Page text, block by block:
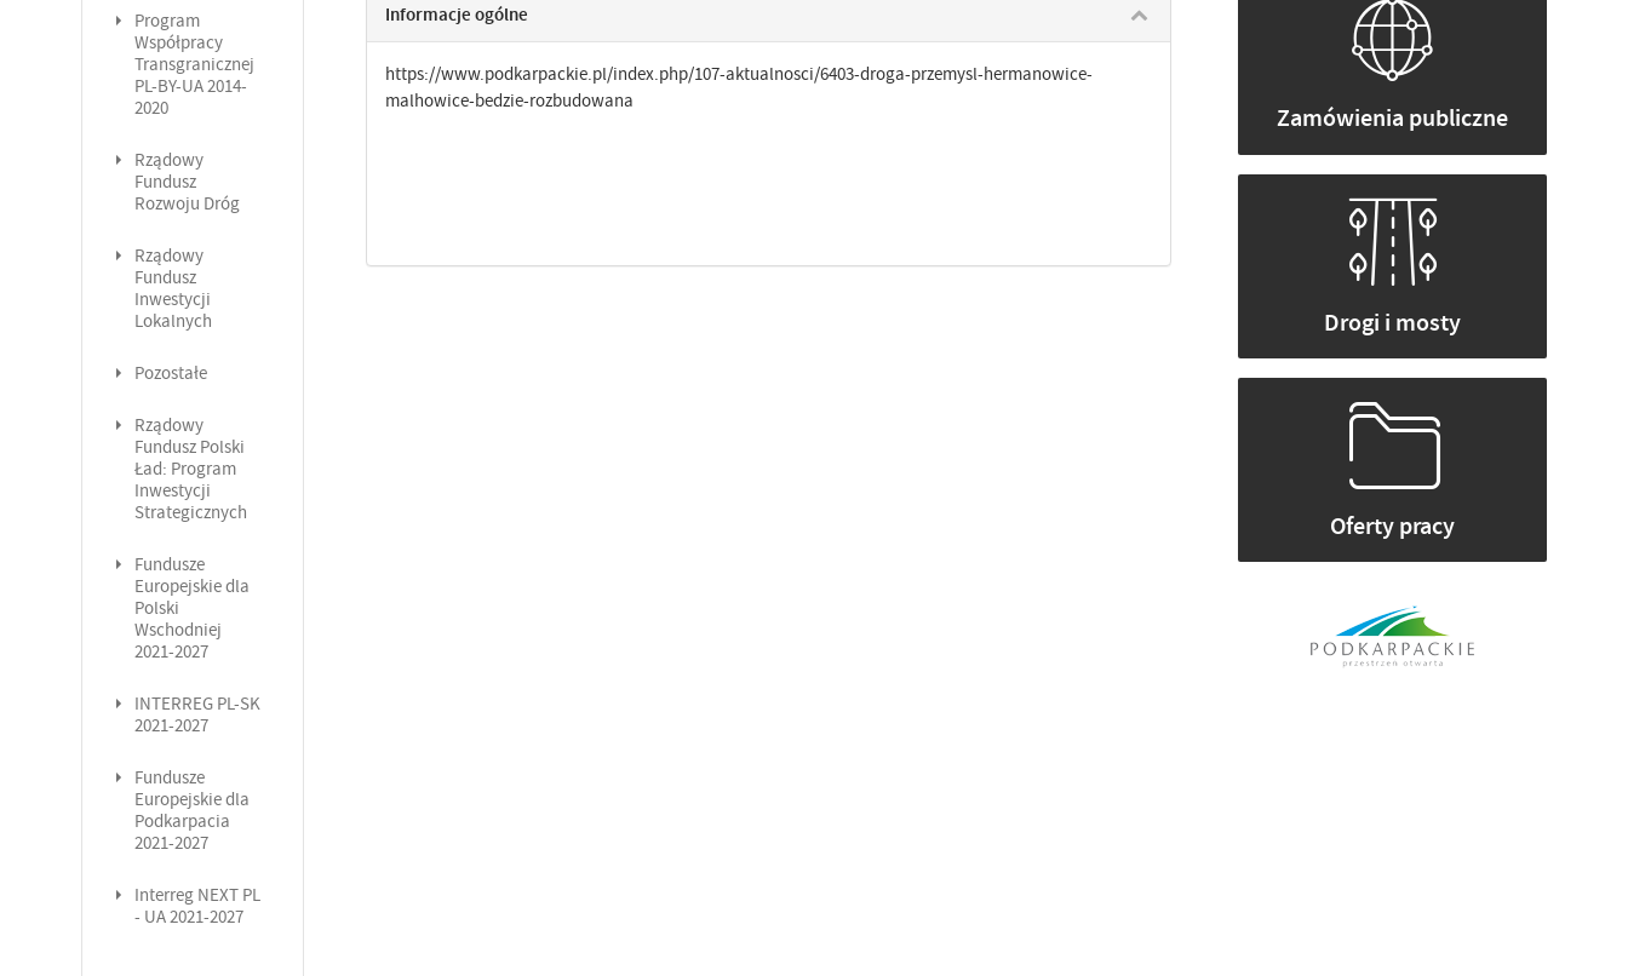
Program
Współpracy
Transgranicznej
PL-BY-UA 2014-
2020
Rządowy
Fundusz
Rozwoju Dróg
Rządowy
Fundusz
Inwestycji
Lokalnych
Pozostałe
Rządowy
Fundusz Polski
Ład: Program
Inwestycji
Strategicznych
Fundusze
Europejskie dla
Polski
Wschodniej
2021-2027
INTERREG PL-SK
2021-2027
Fundusze
Europejskie dla
Podkarpacia
2021-2027
Interreg NEXT PL
- UA 2021-2027
Informacje ogólne
https://www.podkarpackie.pl/index.php/107-aktualnosci/6403-droga-przemysl-hermanowice-
malhowice-bedzie-rozbudowana
Zamówienia publiczne
Drogi i mosty
Oferty pracy